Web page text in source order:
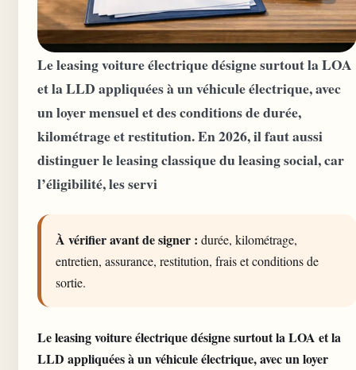
Le leasing voiture électrique désigne surtout la LOA
et la LLD appliquées à un véhicule électrique, avec
un loyer mensuel et des conditions de durée,
kilométrage et restitution. En 2026, il faut aussi
distinguer le leasing classique du leasing social, car
l’éligibilité, les servi
À vérifier avant de signer : durée, kilométrage,
entretien, assurance, restitution, frais et conditions de
sortie.
Leleasing voitureélectrique désigne surtout la LOA et la
LLD appliquées à un véhicule électrique, avec un loyer